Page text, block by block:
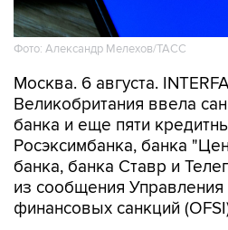
Фото: Александр Мелехов/ТАСС
Москва. 6 августа.
Великобритания ввела
банка и еще пяти
Росэксимбанка, банка
банка, банка Ставр и
из сообщения
финансовых санкций